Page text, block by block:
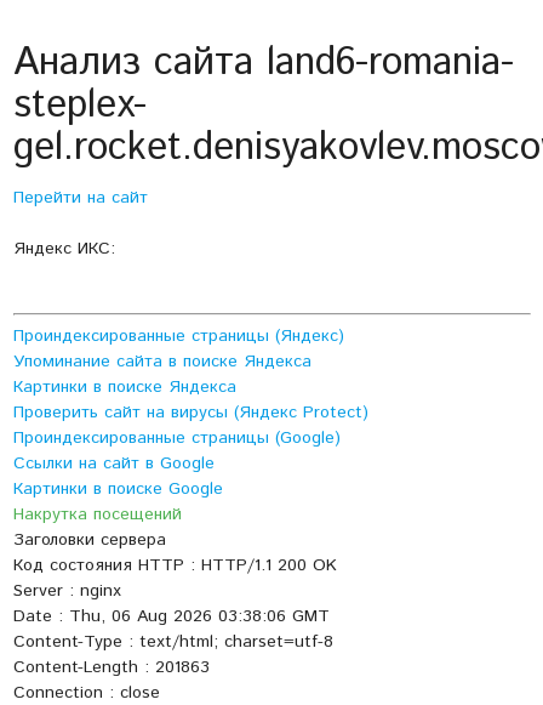
Анализ сайта land6-romania-
steplex-
Перейти на сайт
Яндекс ИКС:
Проиндексированные страницы (Яндекс)
Упоминание сайта в поиске Яндекса
Картинки в поиске Яндекса
Проверить сайт на вирусы (Яндекс Protect)
Проиндексированные страницы (Google)
Ссылки на сайт в Google
Картинки в поиске Google
Накрутка посещений
Заголовки сервера
Код состояния HTTP : HTTP/1.1 200 OK
Server : nginx
Date : Thu, 06 Aug 2026 03:38:06 GMT
Content-Type : text/html; charset=utf-8
Content-Length : 201863
Connection : close